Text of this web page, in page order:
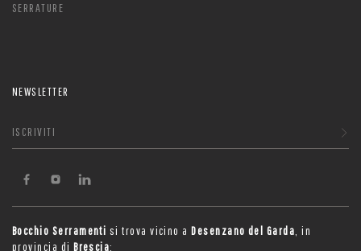
SERRATURE
NEWSLETTER
ISCRIVITI
Bocchio Serramenti si trova vicino aDesenzano del Garda , in
provincia diBrescia: